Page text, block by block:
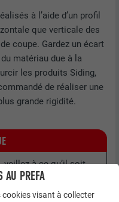
à l’aide d’un profil
que verticale des
coupe. Gardez un écart
matériau due à la
les produits Siding,
de réaliser une
grande rigidité.
veillez à ce qu’il soit
d’étanchéité +
AU PREFA
visant à collecter